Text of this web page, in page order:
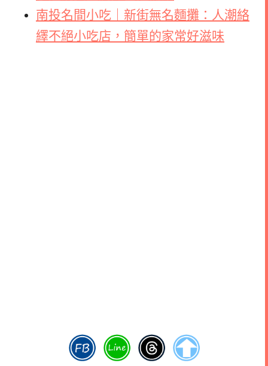
南投名間小吃｜新街無名麵攤：人潮絡
繹不絕小吃店，簡單的家常好滋味